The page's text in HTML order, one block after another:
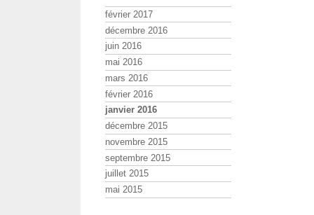
février 2017
décembre 2016
juin 2016
mai 2016
mars 2016
février 2016
janvier 2016
décembre 2015
novembre 2015
septembre 2015
juillet 2015
mai 2015